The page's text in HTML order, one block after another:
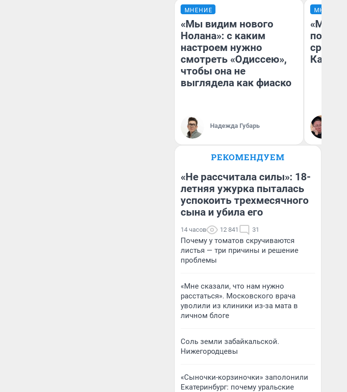
МНЕНИЕ
«Мы видим нового
Нолана»: с каким
настроем нужно
смотреть «Одиссею»,
чтобы она не
выглядела как фиаско
Надежда Губарь
МНЕНИЕ
РЕКОМЕНДУЕМ
«Не рассчитала силы»: 18-
летняя ужурка пыталась
успокоить трехмесячного
сына и убила его
14 часов 12 841 31
Почему у томатов скручиваются
листья — три причины и решение
проблемы
«Мне сказали, что нам нужно
расстаться». Московского врача
уволили из клиники из-за мата в
личном блоге
Соль земли забайкальской.
Нижегородцевы
«Сыночки-корзиночки» заполонили
Екатеринбург: почему уральские